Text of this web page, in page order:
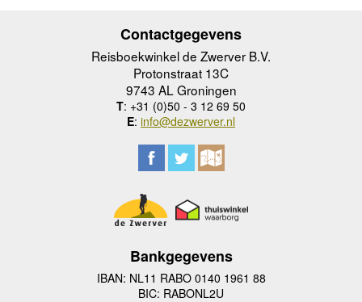
Contactgegevens
Reisboekwinkel de Zwerver B.V.
Protonstraat 13C
9743 AL Groningen
T: +31 (0)50 - 3 12 69 50
E: info@dezwerver.nl
Bankgegevens
IBAN: NL11 RABO 0140 1961 88
BIC: RABONL2U